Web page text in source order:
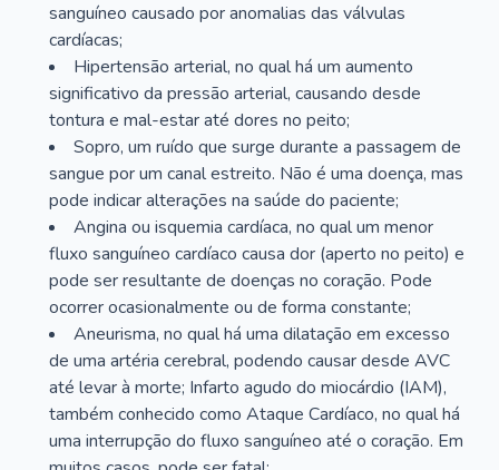
sanguíneo causado por anomalias das válvulas
cardíacas;
Hipertensão arterial, no qual há um aumento
significativo da pressão arterial, causando desde
tontura e mal-estar até dores no peito;
Sopro, um ruído que surge durante a passagem de
sangue por um canal estreito. Não é uma doença, mas
pode indicar alterações na saúde do paciente;
Angina ou isquemia cardíaca, no qual um menor
fluxo sanguíneo cardíaco causa dor (aperto no peito) e
pode ser resultante de doenças no coração. Pode
ocorrer ocasionalmente ou de forma constante;
Aneurisma, no qual há uma dilatação em excesso
de uma artéria cerebral, podendo causar desde AVC
até levar à morte; Infarto agudo do miocárdio (IAM),
também conhecido como Ataque Cardíaco, no qual há
uma interrupção do fluxo sanguíneo até o coração. Em